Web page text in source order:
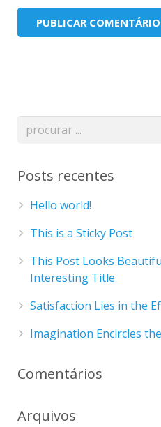
Posts recentes
Hello world!
This is a Sticky Post
This Post Looks
Interesting Title
Satisfaction Lies in the
Imagination Encircles
Comentários
Arquivos